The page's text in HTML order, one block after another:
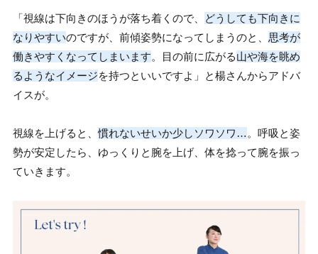
「視線は下向きのほうが落ち着くので、
どうしても下向きに
なりやすいのですが、前傾姿勢になってしまうのと、 思考が
働きやすくなってしまいます。目の前に広がる山や海を眺め
るようなイメージを持つといいですよ」と楊さんからアドバ
イスが。
視線を上げると、慣れないせいか少しソワソワ… 。呼吸と姿
勢が安定したら、ゆっくりと腕を上げ、体を捻って腕を振っ
ていきます。